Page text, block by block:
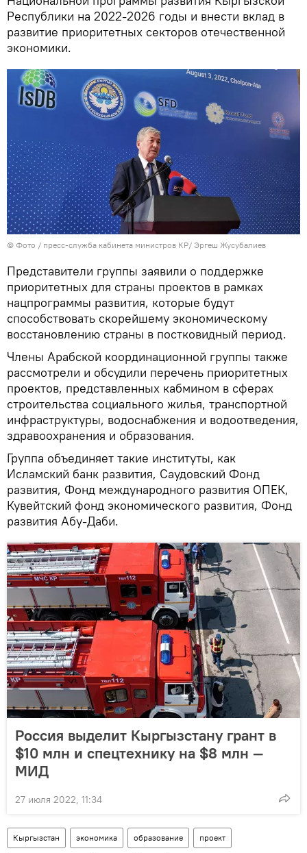
Республики на 2022-2026 годы и внести вклад в
развитие приоритетных секторов отечественной
экономики.
© Фото / пресс-служба кабинета министров КР/ Эргеш Жусубалиев
Представители группы заявили о поддержке
приоритетных для страны проектов в рамках
нацпрограммы развития, которые будут
способствовать скорейшему экономическому
восстановлению страны в постковидный период.
Члены Арабской координационной группы также
рассмотрели и обсудили перечень приоритетных
проектов, представленных кабмином в сферах
строительства социального жилья, транспортной
инфраструктуры, водоснабжения и водоотведения,
здравоохранения и образования.
Группа объединяет такие институты, как
Исламский банк развития, Саудовский Фонд
развития, Фонд международного развития ОПЕК,
Кувейтский фонд экономического развития, Фонд
развития Абу-Даби.
Россия выделит Кыргызстану грант в
$10 млн и спецтехнику на $8 млн —
МИД
27 июля 2022, 11:34
Кыргызстан экономика образование проект